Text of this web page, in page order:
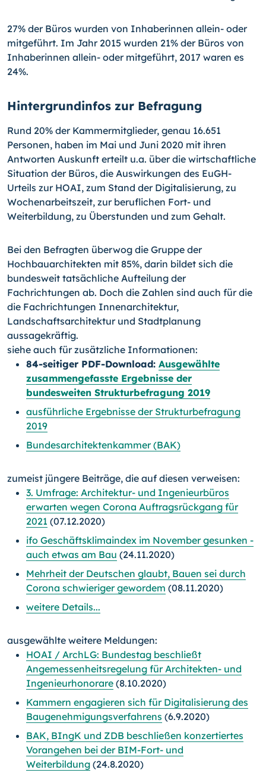
27% der Büros wurden von Inhaberinnen allein- oder
mitgeführt. Im Jahr 2015 wurden 21% der Büros von
Inhaberinnen allein- oder mitgeführt, 2017 waren es
24%.
Hintergrundinfos zur Befragung
Rund 20% der Kammermitglieder, genau 16.651
Personen, haben im Mai und Juni 2020 mit ihren
Antworten Auskunft erteilt u.a. über die wirtschaftliche
Situation der Büros, die Auswirkungen des EuGH-
Urteils zur HOAI, zum Stand der Digitalisierung, zu
Wochenarbeitszeit, zur beruflichen Fort- und
Weiterbildung, zu Überstunden und zum Gehalt.
Bei den Befragten überwog die Gruppe der
Hochbauarchitekten mit 85%, darin bildet sich die
bundesweit tatsächliche Aufteilung der
Fachrichtungen ab. Doch die Zahlen sind auch für die
die Fachrichtungen Innenarchitektur,
Landschaftsarchitektur und Stadtplanung
aussagekräftig.
siehe auch für zusätzliche Informationen:
84-seitiger PDF-Download: Ausgewählte
zusammengefasste Ergebnisse der
bundesweiten Strukturbefragung 2019
ausführliche Ergebnisse der Strukturbefragung
2019
Bundesarchitektenkammer (BAK)
zumeist jüngere Beiträge, die auf diesen verweisen:
3. Umfrage: Architektur- und Ingenieurbüros
erwarten wegen Corona Auftragsrückgang für
2021 (07.12.2020)
ifo Geschäftsklimaindex im November gesunken -
auch etwas am Bau (24.11.2020)
Mehrheit der Deutschen glaubt, Bauen sei durch
Corona schwieriger gewordem (08.11.2020)
weitere Details...
ausgewählte weitere Meldungen:
HOAI / ArchLG: Bundestag beschließt
Angemessenheitsregelung für Architekten- und
Ingenieurhonorare (8.10.2020)
Kammern engagieren sich für Digitalisierung des
Baugenehmigungsverfahrens (6.9.2020)
BAK, BIngK und ZDB beschließen konzertiertes
Vorangehen bei der BIM-Fort- und
Weiterbildung (24.8.2020)